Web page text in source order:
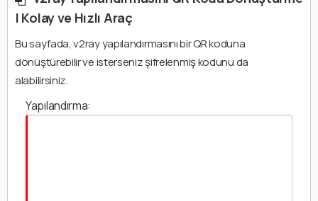
| Kolay ve Hızlı Araç
Bu sayfada, v2ray yapılandırmasını bir QR koduna
dönüştürebilir ve isterseniz şifrelenmiş kodunu da
alabilirsiniz.
Yapılandırma: